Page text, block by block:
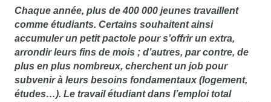
Chaque année, plus de 400 000 jeunes travaillent
comme étudiants. Certains souhaitent ainsi
accumuler un petit pactole pour s’offrir un extra,
arrondir leurs fins de mois ; d’autres, par contre, de
plus en plus nombreux, cherchent un job pour
subvenir à leurs besoins fondamentaux (logement,
études…). Le travail étudiant dans l’emploi total